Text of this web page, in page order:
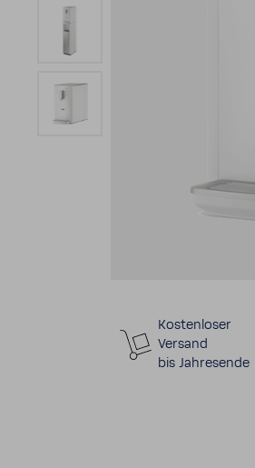
Kosten­loser
Versand
bis Jahre­sende